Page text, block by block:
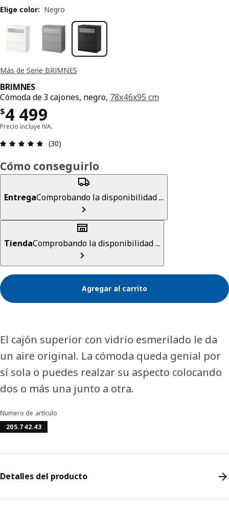
Más de Serie BRIMNES
BRIMNES
Cómoda de 3 cajones, negro, 78x46x95 cm
$4 499
Precio $ 4499
Precio incluye IVA.
Revisión: 4.8 fuera de 5 estrellas. Revisiones
(30)
Elige color: Negro
Cómo conseguirlo
EntregaComprobando la disponibilidad ...
TiendaComprobando la disponibilidad ...
Agregar al carrito
El cajón superior con vidrio esmerilado le da
un aire original. La cómoda queda genial por
sí sola o puedes realzar su aspecto colocando
dos o más una junto a otra.
Numero de artículo
205.742.43
Detalles del producto